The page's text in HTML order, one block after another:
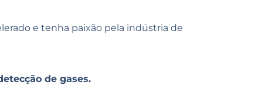
e tenha paixão pela indústria de
de gases.